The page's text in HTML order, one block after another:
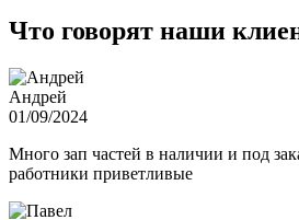
Что говорят наши
Андрей
01/09/2024
Много зап частей в наличии и под
работники приветливые